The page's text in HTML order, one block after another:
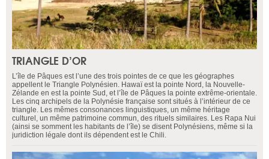
TRIANGLE D’OR
L’île de Pâques est l’une des trois pointes de ce que les géographes
appellent le Triangle Polynésien. Hawaï est la pointe Nord, la Nouvelle-
Zélande en est la pointe Sud, et l’île de Pâques la pointe extrême-orientale.
Les cinq archipels de la Polynésie française sont situés à l’intérieur de ce
triangle. Les mêmes consonances linguistiques, un même héritage
culturel, un même patrimoine commun, des rituels similaires. Les Rapa Nui
(ainsi se somment les habitants de l’île) se disent Polynésiens, même si la
juridiction légale dont ils dépendent est le Chili.